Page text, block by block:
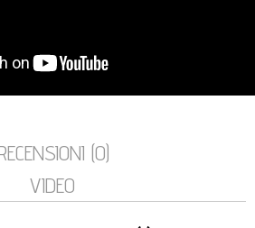
(0)
VIDEO